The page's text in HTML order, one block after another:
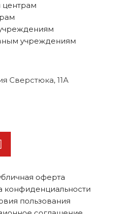
центрам
учреждениям
Сверстюка, 11А
оферта
конфиденциальности
пользования